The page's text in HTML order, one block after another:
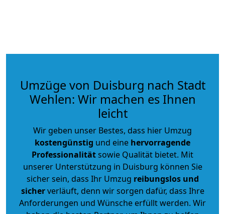
Umzüge von Duisburg nach Stadt
Wehlen: Wir machen es Ihnen
leicht
Wir geben unser Bestes, dass hier Umzug
kostengünstig und eine hervorragende
Professionalitätsowie Qualität bietet. Mit
unserer Unterstützung in Duisburg können Sie
sicher sein, dass Ihr Umzug reibungslos und
sicherverläuft, denn wir sorgen dafür, dass Ihre
Anforderungen und Wünsche erfüllt werden. Wir